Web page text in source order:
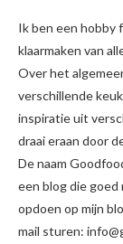
Ik ben een hobby
klaarmaken van
Over het
verschillende
inspiratie uit
draai eraan door
De naam
een blog die
opdoen op mijn
mail sturen: